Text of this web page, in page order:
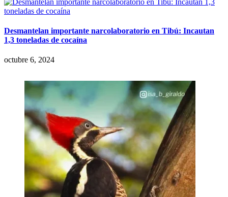
Desmantelan importante narcolaboratorio en Tibú: Incautan
1,3 toneladas de cocaína
octubre 6, 2024